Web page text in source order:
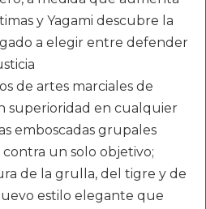
y Yagami descubre la
a elegir entre defender
de artes marciales de
superioridad en cualquier
emboscadas grupales
contra un solo objetivo;
de la grulla, del tigre y de
estilo elegante que